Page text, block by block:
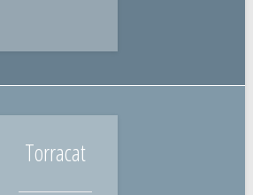
Torracat